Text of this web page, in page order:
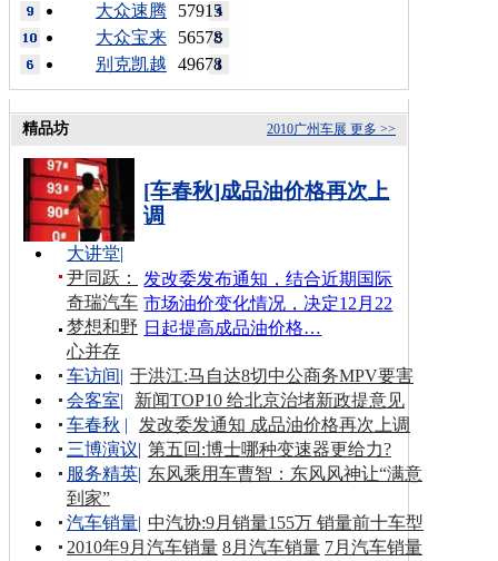
57915
大众速腾
56578
大众宝来
49678
别克凯越
更多 >>
2010广州车展
精品坊
[车春秋]成品油价格再次上
调
发改委发布通知，结合近期国际
市场油价变化情况，决定12月22
日起提高成品油价格…
大讲堂|
尹同跃：
奇瑞汽车
梦想和野
心并存
车访间| 于洪江:马自达8切中公商务MPV要害
会客室|
新闻TOP10 给北京治堵新政提意见
车春秋 |
发改委发通知 成品油价格再次上调
三博演议| 第五回:博士哪种变速器更给力?
服务精英| 东风乘用车曹智：东风风神让“满意
到家”
汽车销量| 中汽协:9月销量155万 销量前十车型
2010年9月汽车销量 8月汽车销量 7月汽车销量